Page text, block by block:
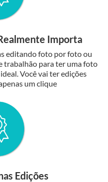
Importa
editando foto por foto ou
trabalhão para ter uma foto
Você vai ter edições
um clique
Edições